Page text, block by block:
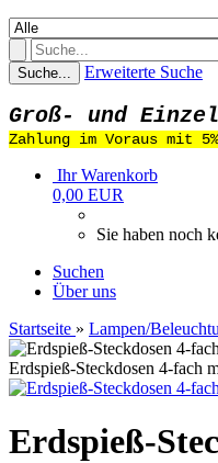
Suche... Erweiterte Suche
Groß- und
Zahlung im Voraus mit
Ihr Warenkorb
0,00 EUR
Sie haben noch
Suchen
Über uns
Startseite » Lampen/
Erdspieß-Steckdosen 4-fach
Erdspieß-